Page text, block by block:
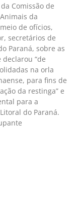
Comissão de
da
de ofícios,
secretários de
Paraná, sobre as
“de
na orla
para fins de
da restinga” e
para a
do Paraná.